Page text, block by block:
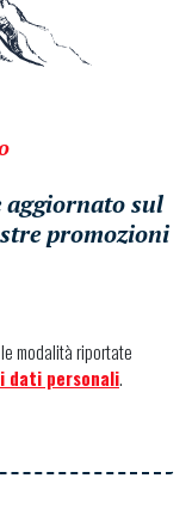
aggiornato sul
promozioni
modalità riportate
dati personali.